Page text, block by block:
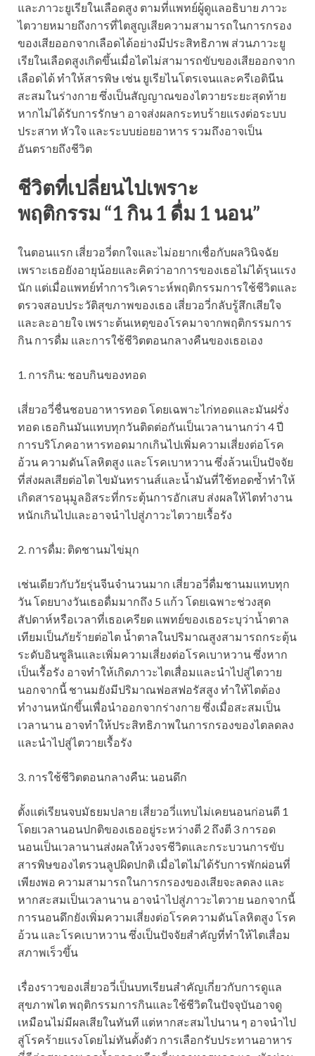
และภาวะยูเรียในเลือดสูง ตามที่แพทย์ผู้ดูแลอธิบาย ภาวะ
ไตวายหมายถึงการที่ไตสูญเสียความสามารถในการกรอง
ของเสียออกจากเลือดได้อย่างมีประสิทธิภาพ ส่วนภาวะยู
เรียในเลือดสูงเกิดขึ้นเมื่อไตไม่สามารถขับของเสียออกจาก
เลือดได้ ทำให้สารพิษ เช่น ยูเรียไนโตรเจนและครีเอตินีน
สะสมในร่างกาย ซึ่งเป็นสัญญาณของไตวายระยะสุดท้าย
หากไม่ได้รับการรักษา อาจส่งผลกระทบร้ายแรงต่อระบบ
ประสาท หัวใจ และระบบย่อยอาหาร รวมถึงอาจเป็น
อันตรายถึงชีวิต
ชีวิตที่เปลี่ยนไปเพราะ
พฤติกรรม “1 กิน 1 ดื่ม 1 นอน”
ในตอนแรก เสี่ยวอวี่ตกใจและไม่อยากเชื่อกับผลวินิจฉัย
เพราะเธอยังอายุน้อยและคิดว่าอาการของเธอไม่ได้รุนแรง
นัก แต่เมื่อแพทย์ทำการวิเคราะห์พฤติกรรมการใช้ชีวิตและ
ตรวจสอบประวัติสุขภาพของเธอ เสี่ยวอวี่กลับรู้สึกเสียใจ
และละอายใจ เพราะต้นเหตุของโรคมาจากพฤติกรรมการ
กิน การดื่ม และการใช้ชีวิตตอนกลางคืนของเธอเอง
1. การกิน: ชอบกินของทอด
เสี่ยวอวี่ชื่นชอบอาหารทอด โดยเฉพาะไก่ทอดและมันฝรั่ง
ทอด เธอกินมันแทบทุกวันติดต่อกันเป็นเวลานานกว่า 4 ปี
การบริโภคอาหารทอดมากเกินไปเพิ่มความเสี่ยงต่อโรค
อ้วน ความดันโลหิตสูง และโรคเบาหวาน ซึ่งล้วนเป็นปัจจัย
ที่ส่งผลเสียต่อไต ไขมันทรานส์และน้ำมันที่ใช้ทอดซ้ำทำให้
เกิดสารอนุมูลอิสระที่กระตุ้นการอักเสบ ส่งผลให้ไตทำงาน
หนักเกินไปและอาจนำไปสู่ภาวะไตวายเรื้อรัง
2. การดื่ม: ติดชานมไข่มุก
เช่นเดียวกับวัยรุ่นจีนจำนวนมาก เสี่ยวอวี่ดื่มชานมแทบทุก
วัน โดยบางวันเธอดื่มมากถึง 5 แก้ว โดยเฉพาะช่วงสุด
สัปดาห์หรือเวลาที่เธอเครียด แพทย์ของเธอระบุว่าน้ำตาล
เทียมเป็นภัยร้ายต่อไต น้ำตาลในปริมาณสูงสามารถกระตุ้น
ระดับอินซูลินและเพิ่มความเสี่ยงต่อโรคเบาหวาน ซึ่งหาก
เป็นเรื้อรัง อาจทำให้เกิดภาวะไตเสื่อมและนำไปสู่ไตวาย
นอกจากนี้ ชานมยังมีปริมาณฟอสฟอรัสสูง ทำให้ไตต้อง
ทำงานหนักขึ้นเพื่อนำออกจากร่างกาย ซึ่งเมื่อสะสมเป็น
เวลานาน อาจทำให้ประสิทธิภาพในการกรองของไตลดลง
และนำไปสู่ไตวายเรื้อรัง
3. การใช้ชีวิตตอนกลางคืน: นอนดึก
ตั้งแต่เรียนจบมัธยมปลาย เสี่ยวอวี่แทบไม่เคยนอนก่อนตี 1
โดยเวลานอนปกติของเธออยู่ระหว่างตี 2 ถึงตี 3 การอด
นอนเป็นเวลานานส่งผลให้วงจรชีวิตและกระบวนการขับ
สารพิษของไตรวนลูปผิดปกติ เมื่อไตไม่ได้รับการพักผ่อนที่
เพียงพอ ความสามารถในการกรองของเสียจะลดลง และ
หากสะสมเป็นเวลานาน อาจนำไปสู่ภาวะไตวาย นอกจากนี้
การนอนดึกยังเพิ่มความเสี่ยงต่อโรคความดันโลหิตสูง โรค
อ้วน และโรคเบาหวาน ซึ่งเป็นปัจจัยสำคัญที่ทำให้ไตเสื่อม
สภาพเร็วขึ้น
เรื่องราวของเสี่ยวอวี่เป็นบทเรียนสำคัญเกี่ยวกับการดูแล
สุขภาพไต พฤติกรรมการกินและใช้ชีวิตในปัจจุบันอาจดู
เหมือนไม่มีผลเสียในทันที แต่หากสะสมไปนาน ๆ อาจนำไป
สู่โรคร้ายแรงโดยไม่ทันตั้งตัว การเลือกรับประทานอาหาร